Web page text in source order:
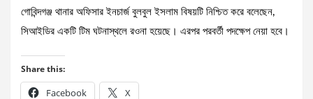
গোবিন্দগঞ্জ থানার অফিসার ইনচার্জ বুলবুল ইসলাম বিষয়টি নিশ্চিত করে বলেছেন,
সিআইডির একটি টিম ঘটনাস্থলে রওনা হয়েছে। এরপর পরবর্তী পদক্ষেপ নেয়া হবে।
Share this:
Facebook X